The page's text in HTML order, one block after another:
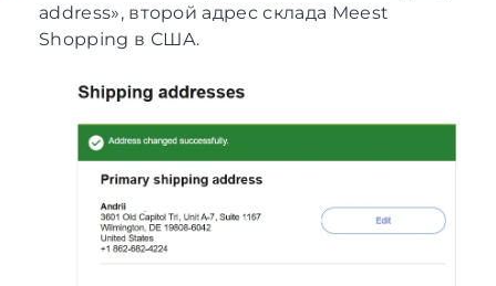
address», второй адрес склада Meest
Shopping в США.